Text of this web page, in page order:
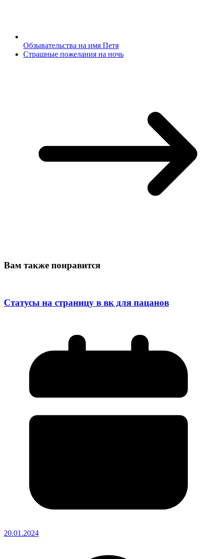
Обзывательства на имя Петя
Страшные пожелания на ночь
Вам также понравится
Статусы на страницу в вк для пацанов
20.01.2024